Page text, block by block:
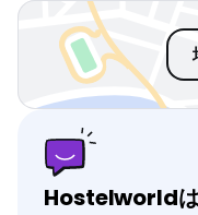
Hostelworld